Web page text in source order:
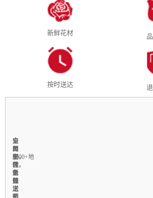
新鲜花材
按时送达
全
国
3000+地
区
免
费
送
1-
3
小
时
急
速
送
当
天
制
作，
新
鲜
上
全
年
无
休，
个
性
定
支
付
宝，
微
信
线
上